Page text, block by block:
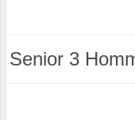
Senior 3